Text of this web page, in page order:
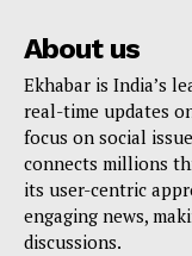
About us
Ekhabar is India’s
real-time updates
focus on social
connects millions
its user-centric
engaging news,
discussions.